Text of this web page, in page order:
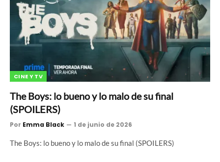
CINE Y TV
The Boys: lo bueno y lo malo de su final
(SPOILERS)
Por Emma Black 1 de junio de 2026
The Boys: lo bueno y lo malo de su final (SPOILERS)